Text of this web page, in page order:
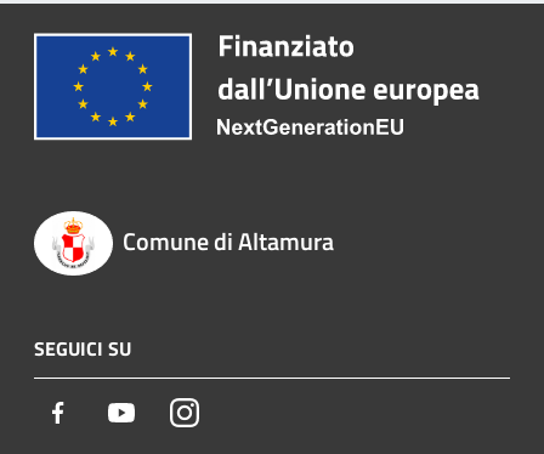
Comune di Altamura
SEGUICI SU
Facebook YoutubeInstagram